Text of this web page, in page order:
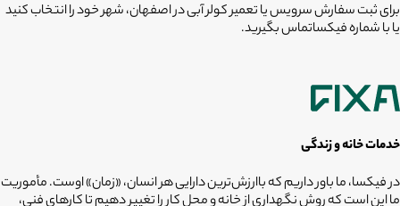
برای ثبت سفارش سرویس یا تعمیر کولر آبی در اصفهان، شهر خود را انتخاب کنید
یا با شمارهفیکساتماس بگیرید.
خدمات خانه و زندگی
در فیکسا، ما باور داریم که باارزش‌ترین دارایی هر انسان، «زمان» اوست. مأموریت
ما این است که روش نگهداری از خانه و محل کار را تغییر دهیم تا کارهای فنی،